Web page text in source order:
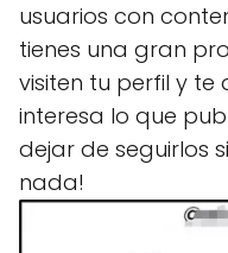
usuarios con
tienes una gran
visiten tu perfil y te
interesa lo que
dejar de seguirlos
nada!